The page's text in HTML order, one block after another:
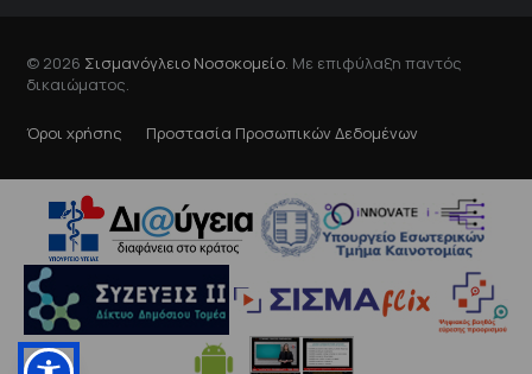
© 2026 Σισμανόγλειο Νοσοκομείο . Με επιφύλαξη παντός
δικαιώματος.
Όροι χρήσης Προστασία Προσωπικών Δεδομένων